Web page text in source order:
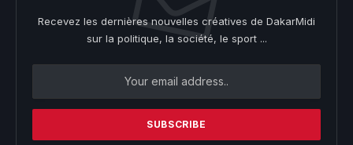
Recevez les dernières nouvelles créatives de DakarMidi
sur la politique, la société, le sport ...